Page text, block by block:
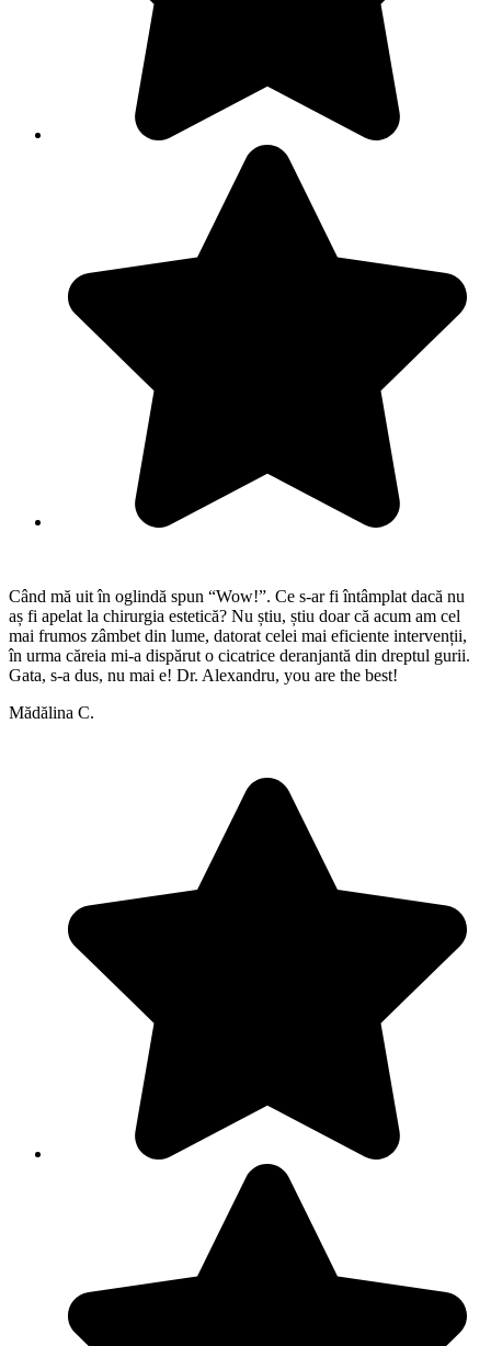
Când mă uit în oglindă spun “Wow!”. Ce s-ar fi întâmplat dacă nu
aș fi apelat la chirurgia estetică? Nu știu, știu doar că acum am cel
mai frumos zâmbet din lume, datorat celei mai eficiente intervenții,
în urma căreia mi-a dispărut o cicatrice deranjantă din dreptul gurii.
Gata, s-a dus, nu mai e! Dr. Alexandru, you are the best!
Mădălina C.